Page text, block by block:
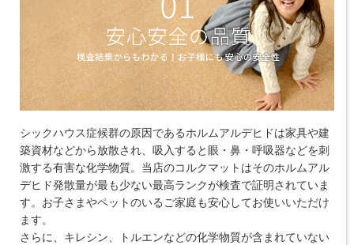
シックハウス症候群の原因であるホルムアルデヒドは家具や建
築資材などから放散され、吸入すると眼・鼻・呼吸器などを刺
激する有害な化学物質。当店のコルクマットはそのホルムアル
デヒド発散量が最も少ない最高ランクが検査で証明されていま
す。お子さまやペットのいるご家庭も安心してお使いいただけ
ます。
さらに、キレシン、トルエンなどの化学物質が含まれていない